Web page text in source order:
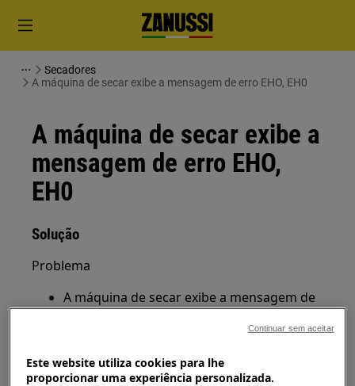
Secadores
A máquina de secar exibe a mensagem de erro EHO, EH0
A máquina de secar exibe a
mensagem de erro EHO,
EH0
Solução
Problema
A máquina de secar exibe a mensagem de
Aplica-se a
Este website utiliza cookies para lhe
proporcionar uma experiência personalizada.
Continuar sem aceitar